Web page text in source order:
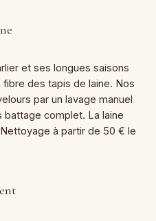
et ses longues saisons
des tapis de laine. Nos
par un lavage manuel
complet. La laine
à partir de 50 € le